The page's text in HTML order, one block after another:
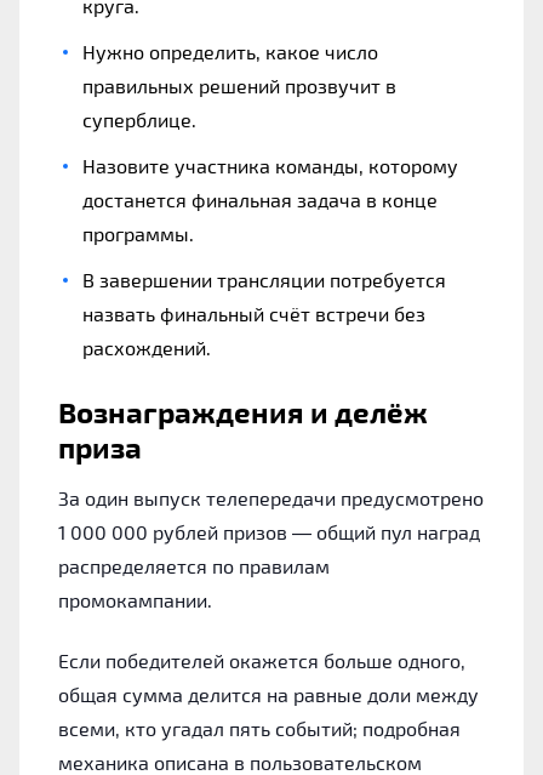
круга.
Нужно определить, какое число
правильных решений прозвучит в
суперблице.
Назовите участника команды, которому
достанется финальная задача в конце
программы.
В завершении трансляции потребуется
назвать финальный счёт встречи без
расхождений.
Вознаграждения и делёж
приза
За один выпуск телепередачи предусмотрено
1 000 000 рублей призов — общий пул наград
распределяется по правилам
промокампании.
Если победителей окажется больше одного,
общая сумма делится на равные доли между
всеми, кто угадал пять событий; подробная
механика описана в пользовательском